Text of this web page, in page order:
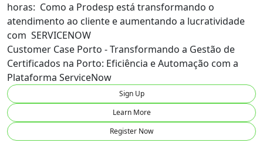
horas: Como a Prodesp está transformando o
atendimento ao cliente e aumentando a lucratividade
com SERVICENOW
Customer Case Porto - Transformando a Gestão de
Certificados na Porto: Eficiência e Automação com a
Plataforma ServiceNow
Sign Up
Learn More
Register Now